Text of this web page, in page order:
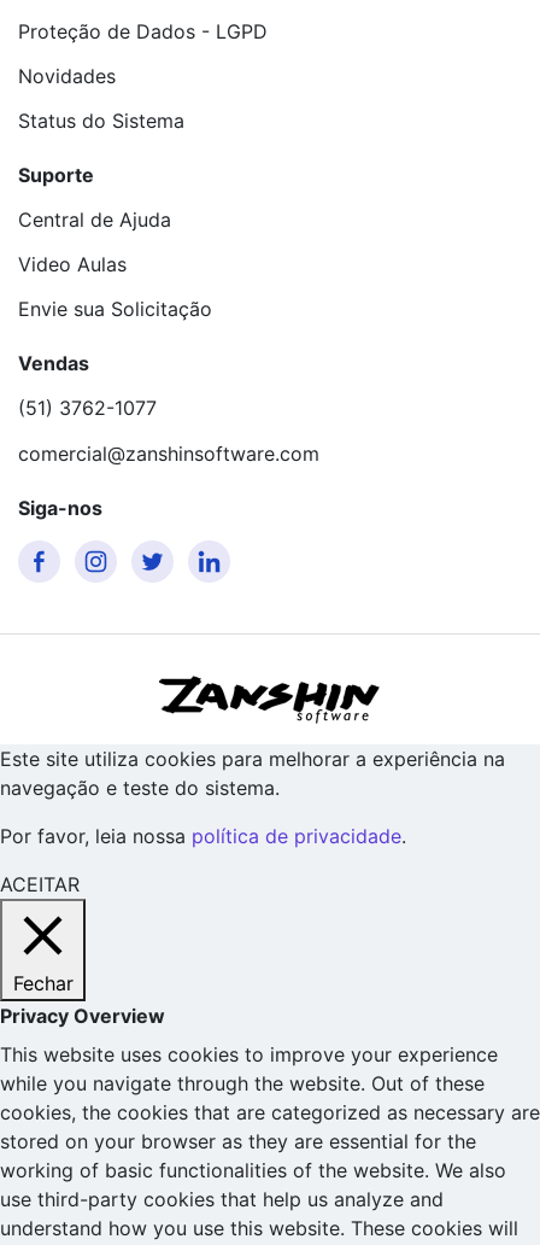
Proteção de Dados - LGPD
Novidades
Status do Sistema
Suporte
Central de Ajuda
Video Aulas
Envie sua Solicitação
Vendas
(51) 3762-1077
comercial@zanshinsoftware.com
Siga-nos
Este site utiliza cookies para melhorar a experiência na
navegação e teste do sistema.
Por favor, leia nossa política de privacidade.
ACEITAR
Fechar
Privacy Overview
This website uses cookies to improve your experience
while you navigate through the website. Out of these
cookies, the cookies that are categorized as necessary are
stored on your browser as they are essential for the
working of basic functionalities of the website. We also
use third-party cookies that help us analyze and
understand how you use this website. These cookies will